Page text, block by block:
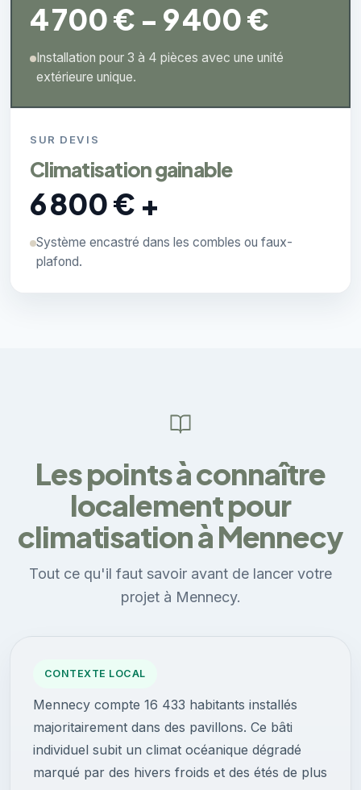
4 700 € - 9 400 €
Installation pour 3 à 4 pièces avec une unité
extérieure unique.
SUR DEVIS
Climatisation gainable
6 800 € +
Système encastré dans les combles ou faux-
plafond.
Les points à connaître
localement pour
climatisation à Mennecy
Tout ce qu'il faut savoir avant de lancer votre
projet à Mennecy.
CONTEXTE LOCAL
Mennecy compte 16 433 habitants installés
majoritairement dans des pavillons. Ce bâti
individuel subit un climat océanique dégradé
marqué par des hivers froids et des étés de plus